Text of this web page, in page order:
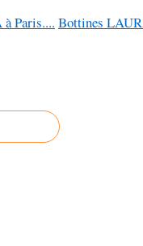
Paris.... Bottines